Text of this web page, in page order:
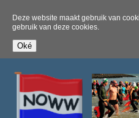
Deze website maakt gebruik van
gebruik van deze cookies.